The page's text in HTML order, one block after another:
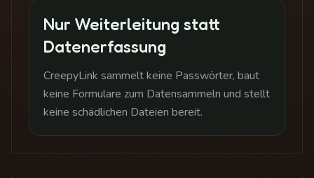
Nur Weiterleitung statt
Datenerfassung
CreepyLink sammelt keine Passwörter, baut
keine Formulare zum Datensammeln und stellt
keine schädlichen Dateien bereit.